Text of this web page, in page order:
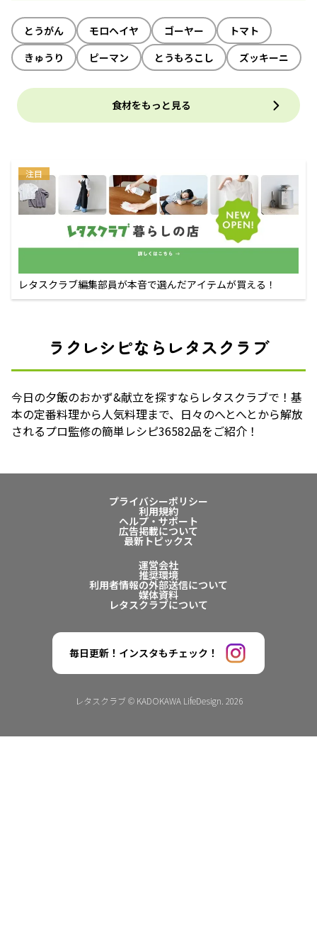
とうがん モロヘイヤ ゴーヤー
トマト
きゅうり
ピーマン とうもろこし ズッキーニ
食材をもっと見る
注目
レタスクラブ編集部員が本音で選んだアイテムが買える！
ラクレシピならレタスクラブ
今日の夕飯のおかず&献立を探すならレタスクラブで！基
本の定番料理から人気料理まで、日々のへとへとから解放
されるプロ監修の簡単レシピ36582品をご紹介！
プライバシーポリシー
利用規約
ヘルプ・サポート
広告掲載について
最新トピックス
運営会社
推奨環境
利用者情報の外部送信について
媒体資料
レタスクラブについて
毎日更新！インスタもチェック！
レタスクラブ © KADOKAWA LifeDesign. 2026